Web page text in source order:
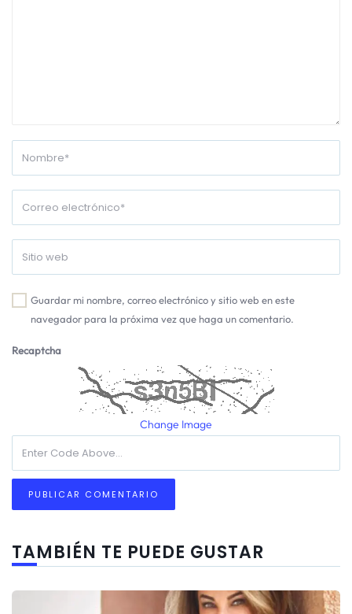
Guardar mi nombre, correo electrónico y sitio web en este
navegador para la próxima vez que haga un comentario.
Recaptcha
Change Image
TAMBIÉN TE PUEDE GUSTAR